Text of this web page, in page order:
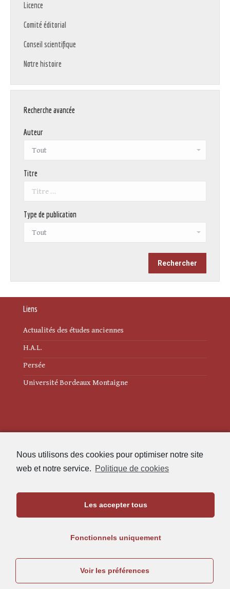
Nous utilisons des cookies pour optimiser notre site
web et notre service. Politique de cookies
Les accepter tous
Fonctionnels uniquement
Voir les préférences
Licence
Comité éditorial
Conseil scientifique
Notre histoire
Recherche avancée
Auteur
Titre
Type de publication
Liens
Actualités des études anciennes
H.A.L.
Persée
Université Bordeaux Montaigne
Politique de cookies (UE)
Maison de l'Archéologie
05.57.12.45.63
rea@u-bordeaux-montaigne.fr